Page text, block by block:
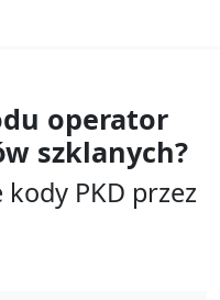
operator
szklanych?
PKD przez